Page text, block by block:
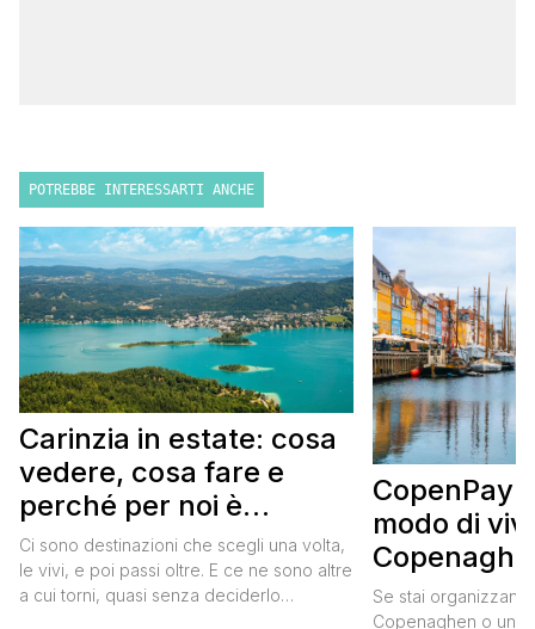
POTREBBE INTERESSARTI ANCHE
Carinzia in estate: cosa
vedere, cosa fare e
perché per noi è
diventata una
destinazione del cuore
Ci sono destinazioni che scegli una volta,
le vivi, e poi passi oltre. E ce ne sono altre
a cui torni, quasi senza deciderlo
CopenPay:
modo di
meglio e
Se stai
Copenaghen o un